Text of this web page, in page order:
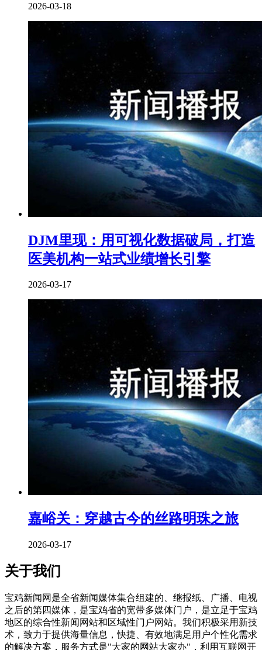
2026-03-18
DJM里现：用可视化数据破局，打造
医美机构一站式业绩增长引擎
2026-03-17
嘉峪关：穿越古今的丝路明珠之旅
2026-03-17
关于我们
宝鸡新闻网是全省新闻媒体集合组建的、继报纸、广播、电视
之后的第四媒体，是宝鸡省的宽带多媒体门户，是立足于宝鸡
地区的综合性新闻网站和区域性门户网站。我们积极采用新技
术，致力于提供海量信息，快捷、有效地满足用户个性化需求
的解决方案，服务方式是"大家的网站大家办"，利用互联网开